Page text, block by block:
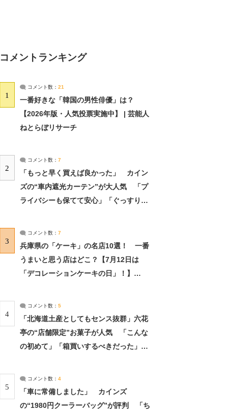
コメントランキング
1
コメント数： 21
一番好きな「韓国の男性俳優」は？
【2026年版・人気投票実施中】 | 芸能人
ねとらぼリサーチ
2
コメント数： 7
「もっと早く買えば良かった」 カイン
ズの“車内遮光カーテン”が大人気 「プ
ライバシーも保てて安心」「ぐっすり眠
3
コメント数： 7
兵庫県の「ケーキ」の名店10選！ 一番
うまいと思う店はどこ？【7月12日は
「デコレーションケーキの日」！】
4
コメント数： 5
「北海道土産としてもセンス抜群」六花
亭の“店舗限定”お菓子が人気 「こんな
の初めて」「箱買いするべきだった」
5
コメント数： 4
「車に常備しました」 カインズ
の“1980円クーラーバッグ”が評判 「ち